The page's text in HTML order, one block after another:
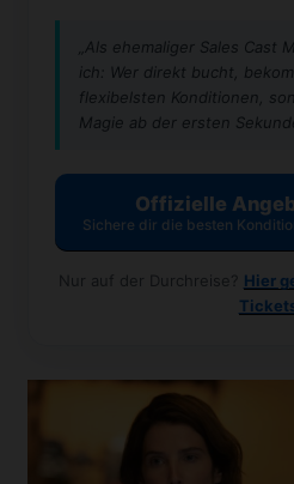
„Als ehemaliger Sales Cast
ich: Wer direkt bucht,
flexibelsten Konditionen,
Magie ab der ersten
Offizielle
Sichere dir die besten
Nur auf der Durchreise? Hier